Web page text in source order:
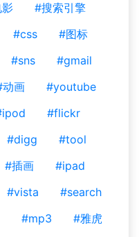
#搜索引擎
#css
#图标
#sns
#gmail
画
#youtube
#flickr
#digg
#tool
#插画
#ipad
#vista
#search
#mp3
#雅虎